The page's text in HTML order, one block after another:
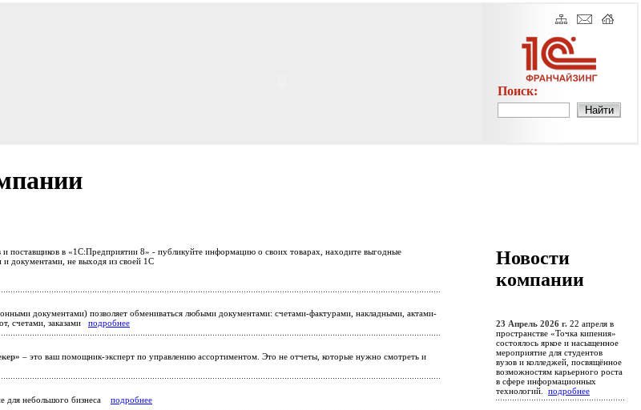
Поиск:
и поставщиков в «1С:Предприятии 8» - публикуйте информацию о своих товарах, находите выгодные
и документами, не выходя из своей 1С
документами) позволяет обмениваться любыми документами: счетами-фактурами, накладными, актами-
счетами, заказами подробнее
– это ваш помощник-эксперт по управлению ассортиментом. Это не отчеты, которые нужно смотреть и
для небольшого бизнеса подробнее
Новости
компании
23 Апрель 2026 г. 22 апреля в
пространстве «Точка кипения»
состоялось яркое и насыщенное
мероприятие для студентов
вузов и колледжей, посвящённое
возможностям карьерного роста
в сфере информационных
технологий. подробнее